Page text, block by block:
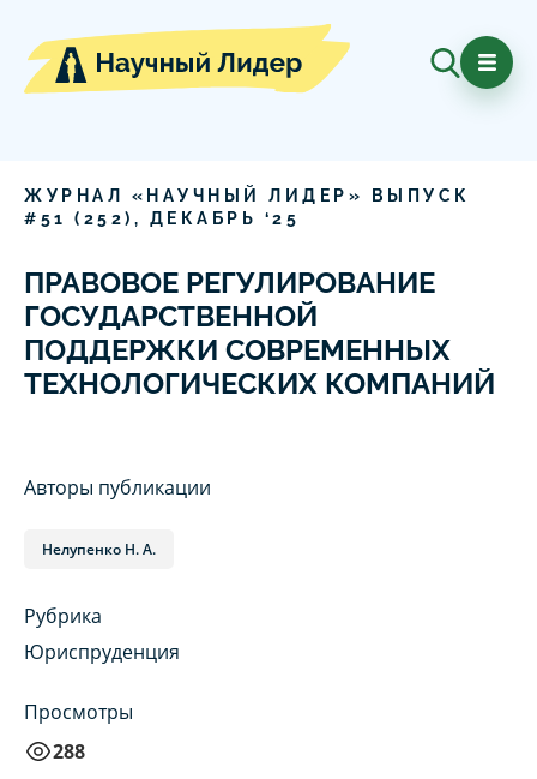
ЖУРНАЛ «НАУЧНЫЙ ЛИДЕР» ВЫПУСК
# 51 ( 252), ДЕКАБРЬ ‘25
ПРАВОВОЕ РЕГУЛИРОВАНИЕ
ГОСУДАРСТВЕННОЙ
ПОДДЕРЖКИ СОВРЕМЕННЫХ
ТЕХНОЛОГИЧЕСКИХ КОМПАНИЙ
Авторы публикации
Нелупенко Н. А.
Рубрика
Юриспруденция
Просмотры
288